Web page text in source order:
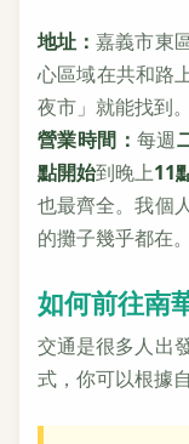
地址：嘉義市東
心區域在共和路
夜市」就能找到。
營業時間： 每週
點開始到晚上11
也最齊全。我個
的攤子幾乎都在。
如何前往南
交通是很多人出
式，你可以根據